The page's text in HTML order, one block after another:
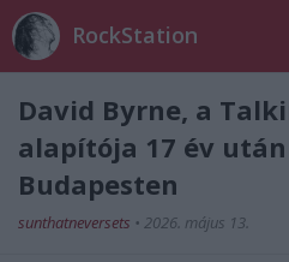
RockStation
David Byrne, a
alapítója 17 év
Budapesten
sunthatneversets • 2026. május 13.